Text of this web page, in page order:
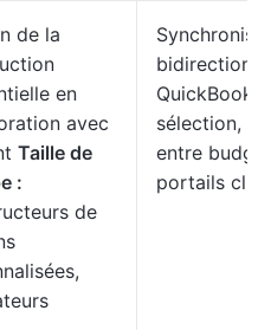
de la
en
avec
Taille de
:
de
sélection,
entre
portails